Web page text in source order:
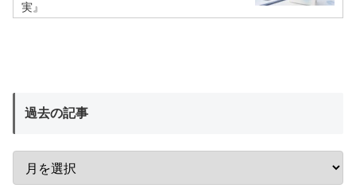
実』
過去の記事